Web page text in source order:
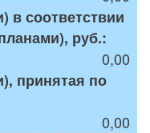
в соответствии
руб.:
0,00
принятая по
0,00